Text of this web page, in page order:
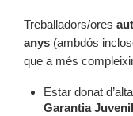
Treballadors/ores
anys (ambdós
que a més
Estar donat
Garantia Juvenil